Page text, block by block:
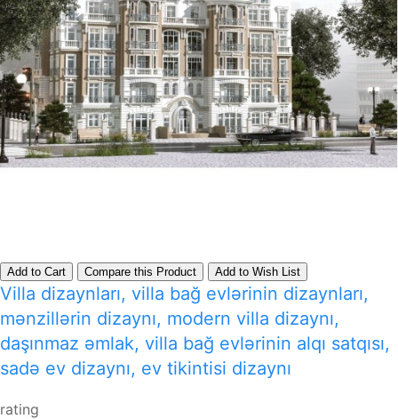
Add to Cart Compare this Product Add to Wish List
Villa dizaynları, villa bağ evlərinin dizaynları,
mənzillərin dizaynı, modern villa dizaynı,
daşınmaz əmlak, villa bağ evlərinin alqı satqısı,
sadə ev dizaynı, ev tikintisi dizaynı
rating